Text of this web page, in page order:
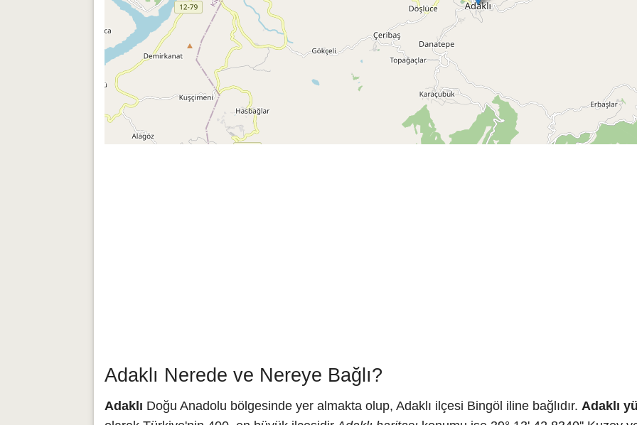
Adaklı Nerede ve Nereye Bağlı?
Adaklı Doğu Anadolu bölgesinde yer almakta olup, Adaklı ilçesi Bingöl iline bağlıdır. Adaklı